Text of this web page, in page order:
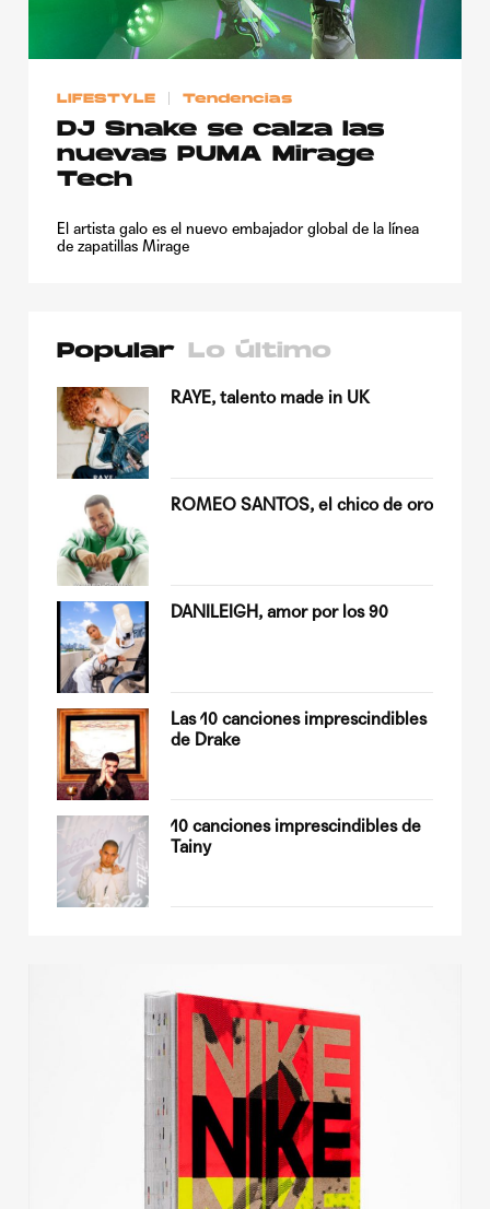
LIFESTYLE Tendencias
DJ Snake se calza las
nuevas PUMA Mirage
Tech
El artista galo es el nuevo embajador global de la línea
de zapatillas Mirage
Popular Lo último
RAYE, talento made in UK
ROMEO SANTOS, el chico de oro
DANILEIGH, amor por los 90
Las 10 canciones imprescindibles
de Drake
10 canciones imprescindibles de
Tainy